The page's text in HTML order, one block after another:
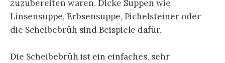
zuzubereiten waren. Dicke Suppen wie
Linsensuppe, Erbsensuppe, Pichelsteiner oder
die Scheibebrüh sind Beispiele dafür.
Die Scheibebrüh ist ein einfaches, sehr